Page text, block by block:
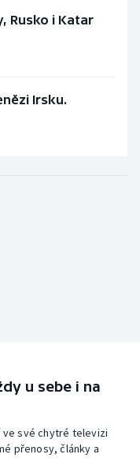
Rusko i Katar
Irsku.
u sebe i na
ve své chytré televizi
přenosy, články a